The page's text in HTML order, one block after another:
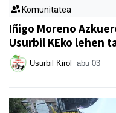
Komunitatea
Iñigo Moreno
Usurbil KEko lehen
Usurbil Kirol abu 03